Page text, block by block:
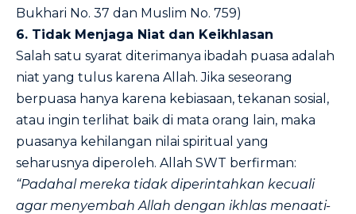
Bukhari No. 37 dan Muslim No. 759)
6. Tidak Menjaga Niat dan Keikhlasan
Salah satu syarat diterimanya ibadah puasa adalah
niat yang tulus karena Allah. Jika seseorang
berpuasa hanya karena kebiasaan, tekanan sosial,
atau ingin terlihat baik di mata orang lain, maka
puasanya kehilangan nilai spiritual yang
seharusnya diperoleh. Allah SWT berfirman:
“Padahal mereka tidak diperintahkan kecuali
agar menyembah Allah dengan ikhlas menaati-